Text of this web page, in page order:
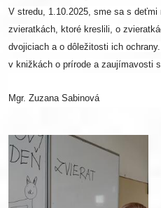
V stredu, 1.10.2025, sme sa s deťmi
zvieratkách, ktoré kreslili, o
dvojiciach a o dôležitosti ich
v knižkách o prírode a zaujímavosti
Mgr. Zuzana Sabinová